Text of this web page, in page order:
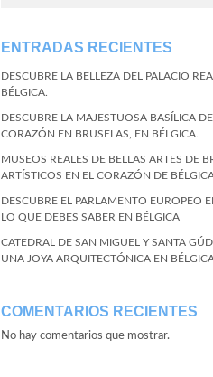
ENTRADAS RECIENTES
DESCUBRE LA BELLEZA DEL PALACIO
BÉLGICA.
DESCUBRE LA MAJESTUOSA BASÍLICA
CORAZÓN EN BRUSELAS, EN BÉLGICA.
MUSEOS REALES DE BELLAS ARTES DE
ARTÍSTICOS EN EL CORAZÓN DE
DESCUBRE EL PARLAMENTO EUROPEO
LO QUE DEBES SABER EN BÉLGICA
CATEDRAL DE SAN MIGUEL Y SANTA
UNA JOYA ARQUITECTÓNICA EN
COMENTARIOS RECIENTES
No hay comentarios que mostrar.